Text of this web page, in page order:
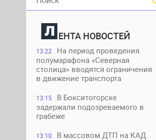
ЕНТА НОВОСТЕЙ
13:22
На период проведения
полумарафона «Северная
столица» вводятся ограничения
в движение транспорта
13:15
В Бокситогорске
задержали подозреваемого в
грабеже
13:10
В массовом ДТП на КАД